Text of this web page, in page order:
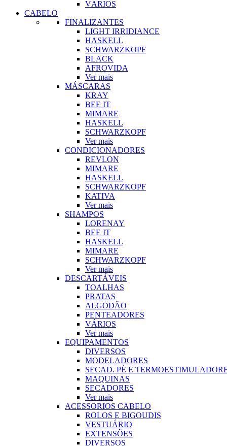
VÁRIOS
CABELO
FINALIZANTES
LIGHT IRRIDIANCE
HASKELL
SCHWARZKOPF
BLACK
AFROVIDA
Ver mais
MÁSCARAS
KRAY
BEE IT
MIMARE
HASKELL
SCHWARZKOPF
Ver mais
CONDICIONADORES
REVLON
MIMARE
HASKELL
SCHWARZKOPF
KATIVA
Ver mais
SHAMPOS
LORENAY
BEE IT
HASKELL
MIMARE
SCHWARZKOPF
Ver mais
DESCARTÁVEIS
TOALHAS
PRATAS
ALGODÃO
PENTEADORES
VÁRIOS
Ver mais
EQUIPAMENTOS
DIVERSOS
MODELADORES
SECAD. PÉ E
MAQUINAS
SECADORES
Ver mais
ACESSORIOS CABELO
ROLOS E BIGOUDIS
VESTUÁRIO
EXTENSÕES
DIVERSOS